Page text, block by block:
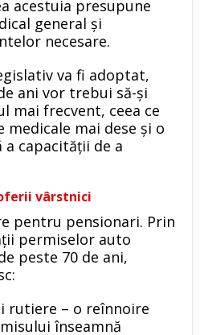
acestuia presupune
general și
necesare.
va fi adoptat,
ani vor trebui să-și
mai frecvent, ceea ce
mai dese și o
capacității de a
vârstnici
pentru pensionari. Prin
permiselor auto
peste 70 de ani,
rutiere – o reînnoire
înseamnă